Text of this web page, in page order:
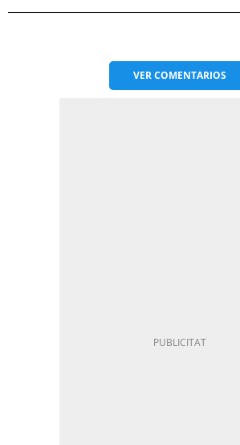
VERCOMENTARIOS